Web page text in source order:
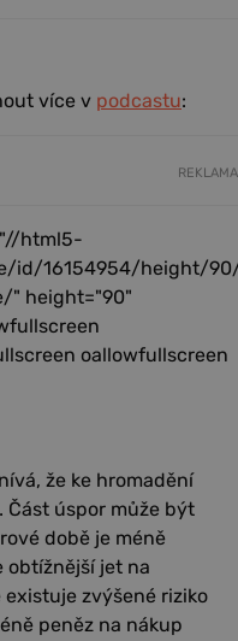
více v podcastu:
REKLAMA
html5-
id/16154954/height/
" height="90"
oallowfullscreen
že ke hromadění
Část úspor může být
době je méně
obtížnější jet na
zvýšené riziko
peněz na nákup